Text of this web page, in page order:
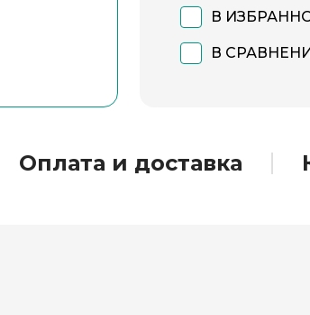
В
В
Оплата и доставка